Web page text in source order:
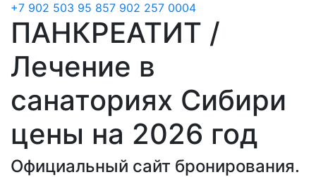
+7 902 503 95 857 902 257 0004
ПАНКРЕАТИТ /
Лечение в
санаториях Сибири
цены на 2026 год
Официальный сайт бронирования.